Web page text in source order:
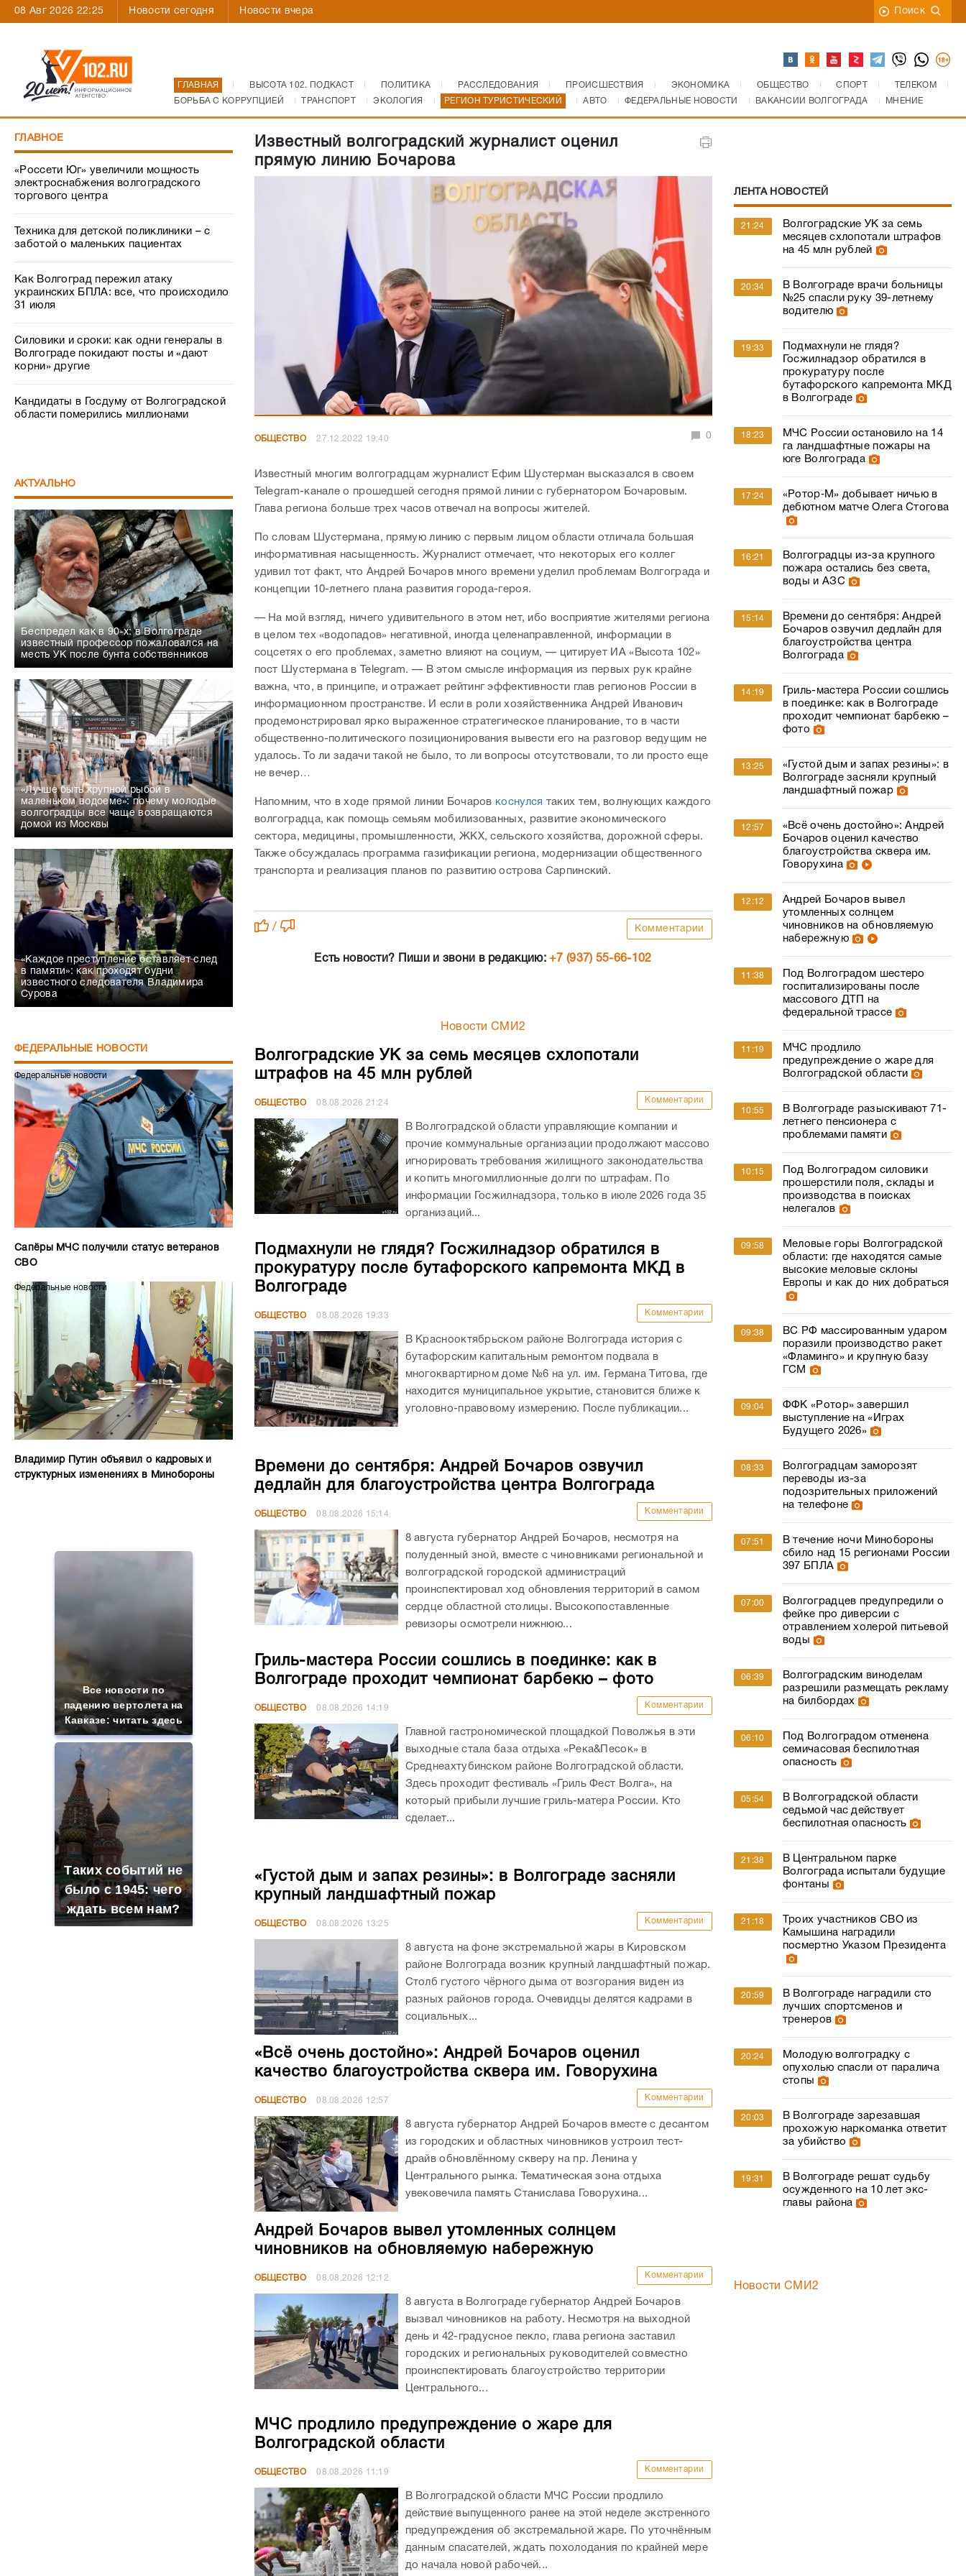
08 Авг 2026 22:25 Новости сегодня Новости вчера Поиск
ГЛАВНАЯ ВЫСОТА 102. ПОДКАСТ ПОЛИТИКА РАССЛЕДОВАНИЯ ПРОИСШЕСТВИЯ ЭКОНОМИКА ОБЩЕСТВО СПОРТ
ТЕЛЕКОМ
БОРЬБА С КОРРУПЦИЕЙ
ТРАНСПОРТ ЭКОЛОГИЯ РЕГИОН ТУРИСТИЧЕСКИЙ АВТО ФЕДЕРАЛЬНЫЕ НОВОСТИ ВАКАНСИИ ВОЛГОГРАДА МНЕНИЕ
ГЛАВНОЕ
«Россети Юг» увеличили мощность
электроснабжения волгоградского
торгового центра
Техника для детской поликлиники – с
заботой о маленьких пациентах
Как Волгоград пережил атаку
украинских БПЛА: все, что происходило
31 июля
Силовики и сроки: как одни генералы в
Волгограде покидают посты и «дают
корни» другие
Кандидаты в Госдуму от Волгоградской
области померились миллионами
АКТУАЛЬНО
Беспредел как в 90-х: в Волгограде
известный профессор пожаловался на
месть УК после бунта собственников
«Лучше быть крупной рыбой в
маленьком водоеме»: почему молодые
волгоградцы все чаще возвращаются
домой из Москвы
«Каждое преступление оставляет след
в памяти»: как проходят будни
известного следователя Владимира
Сурова
ФЕДЕРАЛЬНЫЕ НОВОСТИ
Федеральные новости
Сапёры МЧС получили статус ветеранов
СВО
Федеральные новости
Владимир Путин объявил о кадровых и
структурных изменениях в Минобороны
Все новости по
падению вертолета на
Кавказе: читать здесь
Таких событий не
было с 1945: чего
ждать всем нам?
Известный волгоградский журналист оценил
прямую линию Бочарова
ОБЩЕСТВО 27.12.2022 19:40 0
Известный многим волгоградцам журналист Ефим Шустерман высказался в своем
Telegram-канале о прошедшей сегодня прямой линии с губернатором Бочаровым.
Глава региона больше трех часов отвечал на вопросы жителей.
По словам Шустермана, прямую линию с первым лицом области отличала большая
информативная насыщенность. Журналист отмечает, что некоторых его коллег
удивил тот факт, что Андрей Бочаров много времени уделил проблемам Волгограда и
концепции 10-летнего плана развития города-героя.
— На мой взгляд, ничего удивительного в этом нет, ибо восприятие жителями региона
в целом тех «водопадов» негативной, иногда целенаправленной, информации в
соцсетях о его проблемах, заметно влияют на социум, — цитирует ИА «Высота 102»
пост Шустермана в Telegram. — В этом смысле информация из первых рук крайне
важна, что, в принципе, и отражает рейтинг эффективности глав регионов России в
информационном пространстве. И если в роли хозяйственника Андрей Иванович
продемонстрировал ярко выраженное стратегическое планирование, то в части
общественно-политического позиционирования вывести его на разговор ведущим не
удалось. То ли задачи такой не было, то ли вопросы отсутствовали, то ли просто еще
не вечер…
Напомним, что в ходе прямой линии Бочаров коснулся таких тем, волнующих каждого
волгоградца, как помощь семьям мобилизованных, развитие экономического
сектора, медицины, промышленности, ЖКХ, сельского хозяйства, дорожной сферы.
Также обсуждалась программа газификации региона, модернизации общественного
транспорта и реализация планов по развитию острова Сарпинский.
/ Комментарии
Есть новости? Пиши и звони в редакцию:+7 (937) 55-66-102
Новости СМИ2
Волгоградские УК за семь месяцев схлопотали
штрафов на 45 млн рублей
ОБЩЕСТВО 08.08.2026 21:24 Комментарии
В Волгоградской области управляющие компании и
прочие коммунальные организации продолжают массово
игнорировать требования жилищного законодательства
и копить многомиллионные долги по штрафам. По
информации Госжилнадзора, только в июле 2026 года 35
организаций...
Подмахнули не глядя? Госжилнадзор обратился в
прокуратуру после бутафорского капремонта МКД в
Волгограде
ОБЩЕСТВО 08.08.2026 19:33 Комментарии
В Краснооктябрьском районе Волгограда история с
бутафорским капитальным ремонтом подвала в
многоквартирном доме №6 на ул. им. Германа Титова, где
находится муниципальное укрытие, становится ближе к
уголовно-правовому измерению. После публикации...
Времени до сентября: Андрей Бочаров озвучил
дедлайн для благоустройства центра Волгограда
ОБЩЕСТВО 08.08.2026 15:14 Комментарии
8 августа губернатор Андрей Бочаров, несмотря на
полуденный зной, вместе с чиновниками региональной и
волгоградской городской администраций
проинспектировал ход обновления территорий в самом
сердце областной столицы. Высокопоставленные
ревизоры осмотрели нижнюю...
Гриль-мастера России сошлись в поединке: как в
Волгограде проходит чемпионат барбекю – фото
ОБЩЕСТВО 08.08.2026 14:19 Комментарии
Главной гастрономической площадкой Поволжья в эти
выходные стала база отдыха «Река&Песок» в
Среднеахтубинском районе Волгоградской области.
Здесь проходит фестиваль «Гриль Фест Волга», на
который прибыли лучшие гриль-матера России. Кто
сделает...
«Густой дым и запах резины»: в Волгограде засняли
крупный ландшафтный пожар
ОБЩЕСТВО 08.08.2026 13:25 Комментарии
8 августа на фоне экстремальной жары в Кировском
районе Волгограда возник крупный ландшафтный пожар.
Столб густого чёрного дыма от возгорания виден из
разных районов города. Очевидцы делятся кадрами в
социальных...
«Всё очень достойно»: Андрей Бочаров оценил
качество благоустройства сквера им. Говорухина
ОБЩЕСТВО 08.08.2026 12:57 Комментарии
8 августа губернатор Андрей Бочаров вместе с десантом
из городских и областных чиновников устроил тест-
драйв обновлённому скверу на пр. Ленина у
Центрального рынка. Тематическая зона отдыха
увековечила память Станислава Говорухина...
Андрей Бочаров вывел утомленных солнцем
чиновников на обновляемую набережную
ОБЩЕСТВО 08.08.2026 12:12 Комментарии
8 августа в Волгограде губернатор Андрей Бочаров
вызвал чиновников на работу. Несмотря на выходной
день и 42-градусное пекло, глава региона заставил
городских и региональных руководителей совместно
проинспектировать благоустройство территории
Центрального...
МЧС продлило предупреждение о жаре для
Волгоградской области
ОБЩЕСТВО 08.08.2026 11:19 Комментарии
В Волгоградской области МЧС России продлило
действие выпущенного ранее на этой неделе экстренного
предупреждения об экстремальной жаре. По уточнённым
данным спасателей, ждать похолодания по крайней мере
до начала новой рабочей...
ЛЕНТА НОВОСТЕЙ
21:24
Волгоградские УК за семь
месяцев схлопотали штрафов
на 45 млн рублей
20:34
В Волгограде врачи больницы
№25 спасли руку 39-летнему
водителю
19:33
Подмахнули не глядя?
Госжилнадзор обратился в
прокуратуру после
бутафорского капремонта МКД
в Волгограде
18:23
МЧС России остановило на 14
га ландшафтные пожары на
юге Волгограда
17:24
«Ротор‑М» добывает ничью в
дебютном матче Олега Стогова
16:21
Волгоградцы из-за крупного
пожара остались без света,
воды и АЗС
15:14
Времени до сентября: Андрей
Бочаров озвучил дедлайн для
благоустройства центра
Волгограда
14:19
Гриль-мастера России сошлись
в поединке: как в Волгограде
проходит чемпионат барбекю –
фото
13:25
«Густой дым и запах резины»: в
Волгограде засняли крупный
ландшафтный пожар
12:57
«Всё очень достойно»: Андрей
Бочаров оценил качество
благоустройства сквера им.
Говорухина
12:12
Андрей Бочаров вывел
утомленных солнцем
чиновников на обновляемую
набережную
11:38
Под Волгоградом шестеро
госпитализированы после
массового ДТП на
федеральной трассе
11:19
МЧС продлило
предупреждение о жаре для
Волгоградской области
10:55
В Волгограде разыскивают 71-
летнего пенсионера с
проблемами памяти
10:15
Под Волгоградом силовики
прошерстили поля, склады и
производства в поисках
нелегалов
09:58
Меловые горы Волгоградской
области: где находятся самые
высокие меловые склоны
Европы и как до них добраться
09:38
ВС РФ массированным ударом
поразили производство ракет
«Фламинго» и крупную базу
ГСМ
09:04
ФФК «Ротор» завершил
выступление на «Играх
Будущего 2026»
08:33
Волгоградцам заморозят
переводы из-за
подозрительных приложений
на телефоне
07:51
В течение ночи Минобороны
сбило над 15 регионами России
397 БПЛА
07:00
Волгоградцев предупредили о
фейке про диверсии с
отравлением холерой питьевой
воды
06:39
Волгоградским виноделам
разрешили размещать рекламу
на билбордах
06:10
Под Волгоградом отменена
семичасовая беспилотная
опасность
05:54
В Волгоградской области
седьмой час действует
беспилотная опасность
21:38
В Центральном парке
Волгограда испытали будущие
фонтаны
21:18
Троих участников СВО из
Камышина наградили
посмертно Указом Президента
20:59
В Волгограде наградили сто
лучших спортсменов и
тренеров
20:24
Молодую волгоградку с
опухолью спасли от паралича
стопы
20:03
В Волгограде зарезавшая
прохожую наркоманка ответит
за убийство
19:31
В Волгограде решат судьбу
осужденного на 10 лет экс-
главы района
Новости СМИ2